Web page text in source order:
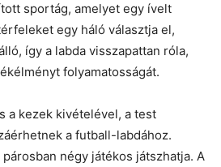
sportág, amelyet egy ívelt
egy háló választja el,
így a labda visszapattan róla,
folyamatosságát.
a kezek kivételével, a test
a futball-labdához.
négy játékos játszhatja. A